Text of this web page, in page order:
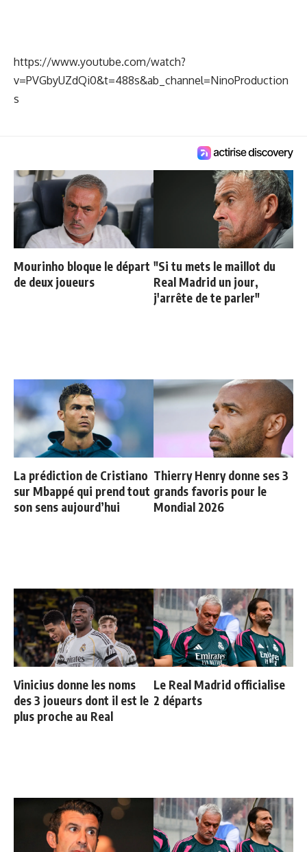
https://www.youtube.com/watch?
v=PVGbyUZdQi0&t=488s&ab_channel=NinoProduction
s
Mourinho bloque le départ
de deux joueurs
"Si tu mets le maillot du
Real Madrid un jour,
j'arrête de te parler"
La prédiction de Cristiano
sur Mbappé qui prend tout
son sens aujourd’hui
Thierry Henry donne ses 3
grands favoris pour le
Mondial 2026
Vinicius donne les noms
des 3 joueurs dont il est le
plus proche au Real
Le Real Madrid officialise
2 départs